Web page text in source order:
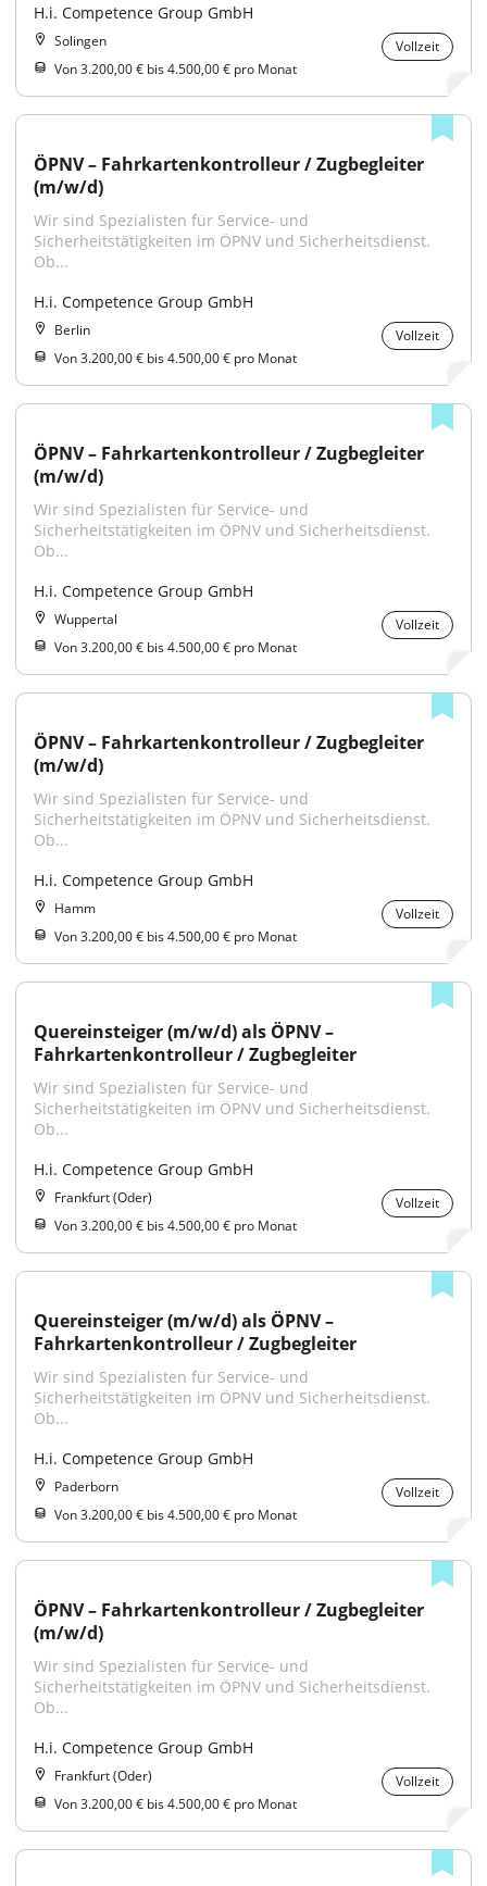
H.i. Competence Group GmbH
Solingen
Vollzeit
Von 3.200,00 € bis 4.500,00 € pro Monat
ÖPNV – Fahrkartenkontrolleur / Zugbegleiter
(m/w/d)
Wir sind Spezialisten für Service- und
Sicherheitstätigkeiten im ÖPNV und Sicherheitsdienst.
Ob...
H.i. Competence Group GmbH
Berlin
Vollzeit
Von 3.200,00 € bis 4.500,00 € pro Monat
ÖPNV – Fahrkartenkontrolleur / Zugbegleiter
(m/w/d)
Wir sind Spezialisten für Service- und
Sicherheitstätigkeiten im ÖPNV und Sicherheitsdienst.
Ob...
H.i. Competence Group GmbH
Wuppertal
Vollzeit
Von 3.200,00 € bis 4.500,00 € pro Monat
ÖPNV – Fahrkartenkontrolleur / Zugbegleiter
(m/w/d)
Wir sind Spezialisten für Service- und
Sicherheitstätigkeiten im ÖPNV und Sicherheitsdienst.
Ob...
H.i. Competence Group GmbH
Hamm
Vollzeit
Von 3.200,00 € bis 4.500,00 € pro Monat
Quereinsteiger (m/w/d) als ÖPNV –
Fahrkartenkontrolleur / Zugbegleiter
Wir sind Spezialisten für Service- und
Sicherheitstätigkeiten im ÖPNV und Sicherheitsdienst.
Ob...
H.i. Competence Group GmbH
Frankfurt (Oder)
Vollzeit
Von 3.200,00 € bis 4.500,00 € pro Monat
Quereinsteiger (m/w/d) als ÖPNV –
Fahrkartenkontrolleur / Zugbegleiter
Wir sind Spezialisten für Service- und
Sicherheitstätigkeiten im ÖPNV und Sicherheitsdienst.
Ob...
H.i. Competence Group GmbH
Paderborn
Vollzeit
Von 3.200,00 € bis 4.500,00 € pro Monat
ÖPNV – Fahrkartenkontrolleur / Zugbegleiter
(m/w/d)
Wir sind Spezialisten für Service- und
Sicherheitstätigkeiten im ÖPNV und Sicherheitsdienst.
Ob...
H.i. Competence Group GmbH
Frankfurt (Oder)
Vollzeit
Von 3.200,00 € bis 4.500,00 € pro Monat